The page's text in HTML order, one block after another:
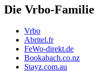
Die Vrbo-Familie
Vrbo
Abritel.fr
FeWo-direkt.de
Bookabach.co.nz
Stayz.com.au